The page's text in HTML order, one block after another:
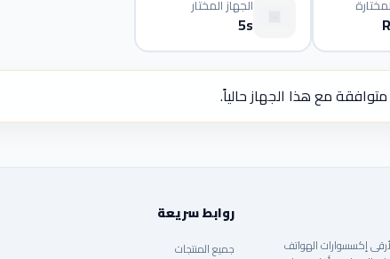
الجهاز المختار
5s
مع هذا الجهاز حالياً.
إكسسوارات الهواتف
روابط سريعة
جميع المنتجات